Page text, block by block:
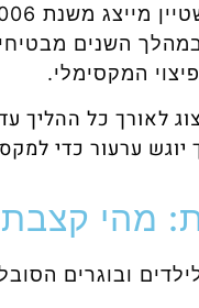
השנים
המקסימלי.
לאורך כל
מהי קצבת
ובוגרים